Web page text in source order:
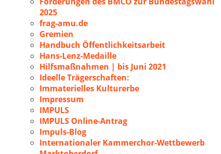
2025
frag-amu.de
Gremien
Handbuch Öffentlichkeitsarbeit
Hans-Lenz-Medaille
Hilfsmaßnahmen | bis Juni 2021
Ideelle Trägerschaften:
Immaterielles Kulturerbe
Impressum
IMPULS
IMPULS Online-Antrag
Impuls-Blog
Internationaler Kammerchor-Wettbewerb